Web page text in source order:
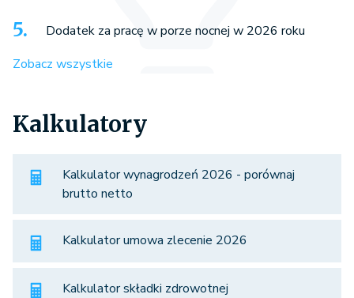
Dodatek za pracę w porze nocnej w 2026 roku
Zobacz wszystkie
Kalkulatory
Kalkulator wynagrodzeń 2026 - porównaj
brutto netto
Kalkulator umowa zlecenie 2026
Kalkulator składki zdrowotnej